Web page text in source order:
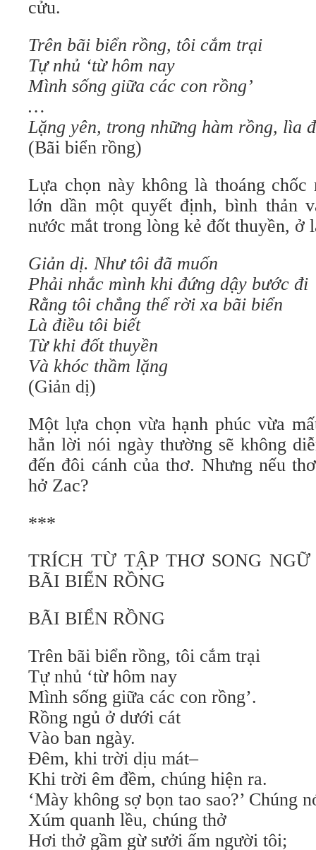
cửu.
Trên bãi biển rồng, tôi cắm trại
Tự nhủ ‘từ hôm nay
Mình sống giữa các con rồng’
…
Lặng yên, trong những hàm rồng, lìa
(Bãi biển rồng)
Lựa chọn này không là thoáng
lớn dần một quyết định, bình thản
nước mắt trong lòng kẻ đốt thuyền, ở
Giản dị. Như tôi đã muốn
Phải nhắc mình khi đứng dậy bước đi
Rằng tôi chẳng thể rời xa bãi biển
Là điều tôi biết
Từ khi đốt thuyền
Và khóc thầm lặng
(Giản dị)
Một lựa chọn vừa hạnh phúc vừa
hẳn lời nói ngày thường sẽ không
đến đôi cánh của thơ. Nhưng nếu
hở Zac?
***
TRÍCH TỪ TẬP THƠ SONG
BÃI BIỂN RỒNG
BÃI BIỂN RỒNG
Trên bãi biển rồng, tôi cắm trại
Tự nhủ ‘từ hôm nay
Mình sống giữa các con rồng’.
Rồng ngủ ở dưới cát
Vào ban ngày.
Đêm, khi trời dịu mát–
Khi trời êm đềm, chúng hiện ra.
‘Mày không sợ bọn tao sao?’ Chúng
Xúm quanh lều, chúng thở
Hơi thở gầm gừ sưởi ấm người tôi;